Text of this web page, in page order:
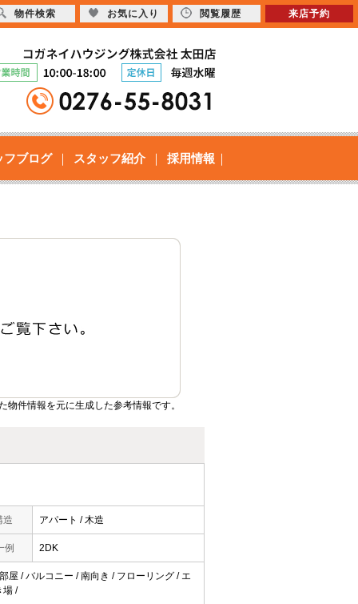
フブログ スタッフ紹介 採用情報
件情報を元に生成した参考情報です。
造 アパート / 木造
例 2DK
屋 / バルコニー / 南向き / フローリング / エ
場 /
物件検索 お気に入り 閲覧履歴 来店予約